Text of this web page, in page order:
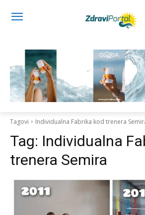
Tagovi Individualna Fabrika kod trenera
Tag: Individualna
trenera Semira